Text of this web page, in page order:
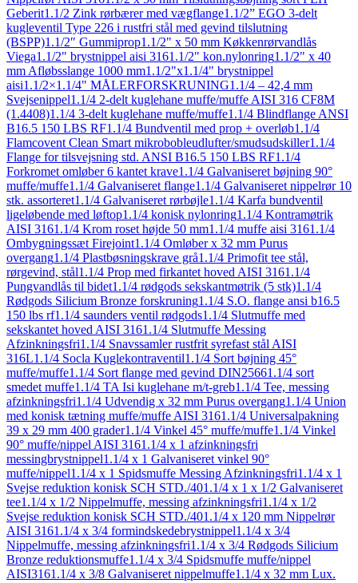
Geberit1.1/2 Zink rørbærer med vægflange1.1/2” EGO 3-delt
kugleventil Type 226 i rustfri stål med gevind tilslutning
(BSPP)1.1/2″ Gummiprop1.1/2" x 50 mm Køkkenrørvandlås
Viega1.1/2" brystnippel aisi 3161.1/2" kon.nylonring1.1/2" x 40
mm Afløbsslange 1000 mm1.1/2"x1.1/4" brystnippel
aisi1.1/2×1.1/4" MÅLERFORSKRUNING1.1/4 – 42,4 mm
Svejsenippel1.1/4 2-delt kuglehane muffe/muffe AISI 316 CF8M
(1.4408)1.1/4 3-delt kuglehane muffe/muffe1.1/4 Blindflange ANSI
B16.5 150 LBS RF1.1/4 Bundventil med prop + overløb1.1/4
Flamcovent Clean Smart mikrobobleudlufter/smudsudskiller1.1/4
Flange for tilsvejsning std. ANSI B16.5 150 LBS RF1.1/4
Forkromet omløber 6 kantet krave1.1/4 Galvaniseret bøjning 90°
muffe/muffe1.1/4 Galvaniseret flange1.1/4 Galvaniseret nippelrør 10
stk. assorteret1.1/4 Galvaniseret rørbøjle1.1/4 Karfa bundventil
ligeløbende med løftop1.1/4 konisk nylonring1.1/4 Kontramøtrik
AISI 3161.1/4 Krom roset højde 50 mm1.1/4 muffe aisi 3161.1/4
Ombygningssæt Firejoint1.1/4 Omløber x 32 mm Purus
overgang1.1/4 Plastbøsningskrave grå1.1/4 Primofit tee stål,
rørgevind, stål1.1/4 Prop med firkantet hoved AISI 3161.1/4
Pungvandlås til bidet1.1/4 rødgods sekskantmøtrik (5 stk)1.1/4
Rødgods Silicium Bronze forskruning1.1/4 S.O. flange ansi b16.5
150 lbs rf1.1/4 saunders ventil rødgods1.1/4 Slutmuffe med
sekskantet hoved AISI 3161.1/4 Slutmuffe Messing
Afzinkningsfri1.1/4 Snavssamler rustfrit syrefast stål AISI
316L1.1/4 Socla Kuglekontraventil1.1/4 Sort bøjning 45°
muffe/muffe1.1/4 Sort flange med gevind DIN25661.1/4 sort
smedet muffe1.1/4 TA Isi kuglehane m/t-greb1.1/4 Tee, messing
afzinkningsfri1.1/4 Udvendig x 32 mm Purus overgang1.1/4 Union
med konisk tætning muffe/muffe AISI 3161.1/4 Universalpakning
39 x 29 mm 400 grader1.1/4 Vinkel 45° muffe/muffe1.1/4 Vinkel
90° muffe/nippel AISI 3161.1/4 x 1 afzinkningsfri
messingbrystnippel1.1/4 x 1 Galvaniseret vinkel 90°
muffe/nippel1.1/4 x 1 Spidsmuffe Messing Afzinkningsfri1.1/4 x 1
Svejse reduktion konisk SCH STD./401.1/4 x 1 x 1/2 Galvaniseret
tee1.1/4 x 1/2 Nippelmuffe, messing afzinkningsfri1.1/4 x 1/2
Svejse reduktion konisk SCH STD./401.1/4 x 120 mm Nippelrør
AISI 3161.1/4 x 3/4 formindskedebrystnippel1.1/4 x 3/4
Nippelmuffe, messing afzinkningsfri1.1/4 x 3/4 Rødgods Silicium
Bronze reduktionsmuffe1.1/4 x 3/4 Spidsmuffe muffe/nippel
AISI3161.1/4 x 3/8 Galvaniseret nippelmuffe1.1/4 x 32 mm Lux.